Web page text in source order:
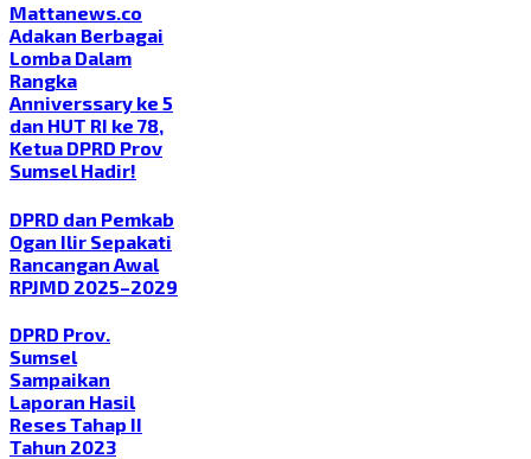
Mattanews.co
Adakan Berbagai
Lomba Dalam
Rangka
Anniverssary ke 5
dan HUT RI ke 78,
Ketua DPRD Prov
Sumsel Hadir!
DPRD dan Pemkab
Ogan Ilir Sepakati
Rancangan Awal
RPJMD 2025–2029
DPRD Prov.
Sumsel
Sampaikan
Laporan Hasil
Reses Tahap II
Tahun 2023